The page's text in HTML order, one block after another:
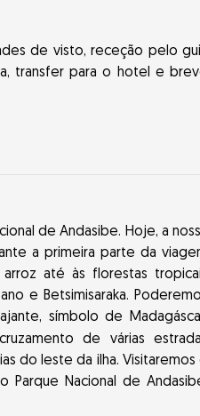
de visto, receção pelo
transfer para o hotel e
de Andasibe. Hoje, a
a primeira parte da
até às florestas
e Betsimisaraka.
símbolo de
de várias
do leste da ilha. Visitaremos
Parque Nacional de